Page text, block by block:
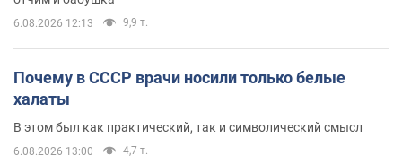
6.08.2026 12:13 9,9 т.
Почему в СССР врачи носили только белые
халаты
В этом был как практический, так и символический смысл
6.08.2026 13:00 4,7 т.